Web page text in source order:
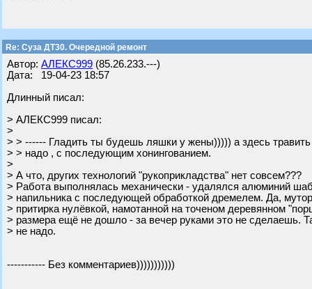
Re: Суза ДТ30. Очередной ремонт
Автор: АЛЕКС999 (85.26.233.---)
Дата: 19-04-23 18:57
Длинный писал:
> АЛЕКС999 писал:
>
> > ------ Гладить ты будешь ляшки у жены))))) а здесь травить
> > надо , с последующим хонингованием.
>
> А что, других технологий "рукоприкладства" нет совсем???
> Работа выполнялась механически - удалялся алюминий
> напильника с последующей обработкой дремелем. Да,
> притирка нулёвкой, намотанной на точеном деревянном
> размера ещё не дошло - за вечер руками это не сделаешь.
> не надо.
----------- Без комментариев)))))))))))